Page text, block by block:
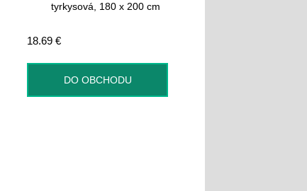
tyrkysová, 180 x 200 cm
18.69€
DO OBCHODU